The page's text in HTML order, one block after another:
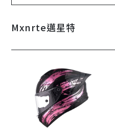
Mxnrte邁星特